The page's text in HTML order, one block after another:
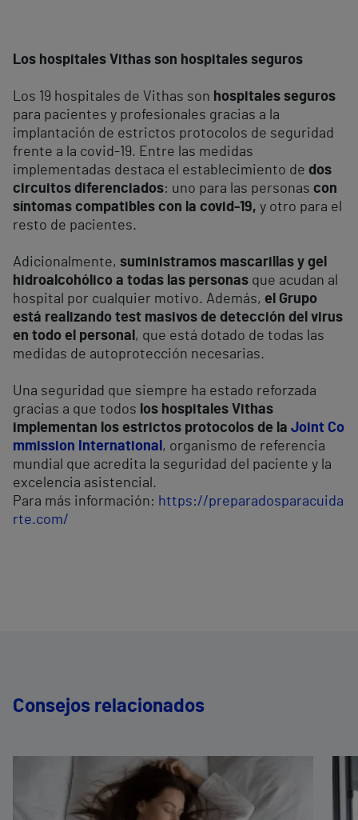
Los hospitales Vithas son hospitales seguros
Los 19 hospitales de Vithas son hospitales seguros
para pacientes y profesionales gracias a la
implantación de estrictos protocolos de seguridad
frente a la covid-19. Entre las medidas
implementadas destaca el establecimiento de dos
circuitos diferenciados: uno para las personas con
síntomas compatibles con la covid-19, y otro para el
resto de pacientes.
Adicionalmente, suministramos mascarillas y gel
hidroalcohólico a todas las personas que acudan al
hospital por cualquier motivo. Además, el Grupo
está realizando test masivos de detección del virus
en todo el personal , que está dotado de todas las
medidas de autoprotección necesarias.
Una seguridad que siempre ha estado reforzada
gracias a que todos los hospitales Vithas
implementan los estrictos protocolos de la Joint Co
mmission International , organismo de referencia
mundial que acredita la seguridad del paciente y la
excelencia asistencial.
Para más información: https://preparadosparacuida
rte.com/
Consejos relacionados